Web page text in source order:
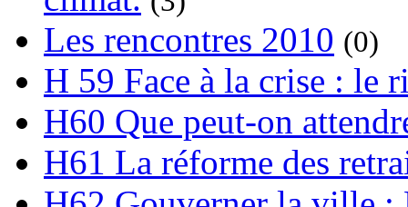
Les rencontres 2010 (0)
H 59 Face à la crise : le
H60 Que peut-on
H61 La réforme des